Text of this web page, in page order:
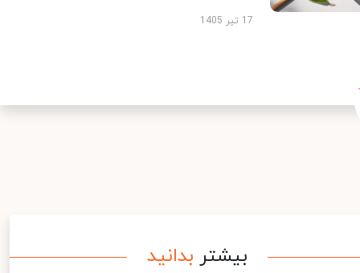
17 تیر 1405
بیشتر بدانید